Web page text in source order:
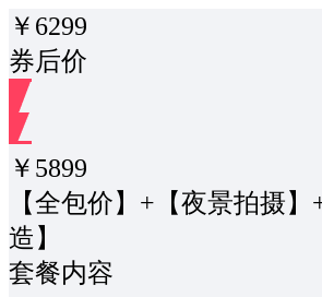
￥ 6299
券后价
￥ 5899
【全包价】+【夜景拍摄】
造】
套餐内容